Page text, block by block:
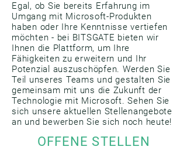
Egal, ob Sie bereits Erfahrung im
Umgang mit Microsoft-Produkten
haben oder Ihre Kenntnisse vertiefen
möchten - bei BITSGATE bieten wir
Ihnen die Plattform, um Ihre
Fähigkeiten zu erweitern und Ihr
Potenzial auszuschöpfen. Werden Sie
Teil unseres Teams und gestalten Sie
gemeinsam mit uns die Zukunft der
Technologie mit Microsoft. Sehen Sie
sich unsere aktuellen Stellenangebote
an und bewerben Sie sich noch heute!
OFFENE STELLEN